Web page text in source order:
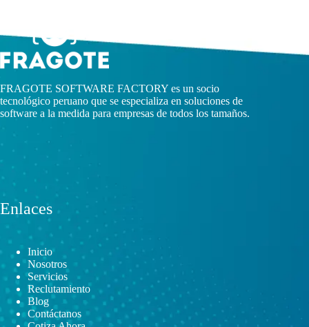
FRAGOTE SOFTWARE FACTORY es un socio
tecnológico peruano que se especializa en soluciones de
software a la medida para empresas de todos los tamaños.
Enlaces
Inicio
Nosotros
Servicios
Reclutamiento
Blog
Contáctanos